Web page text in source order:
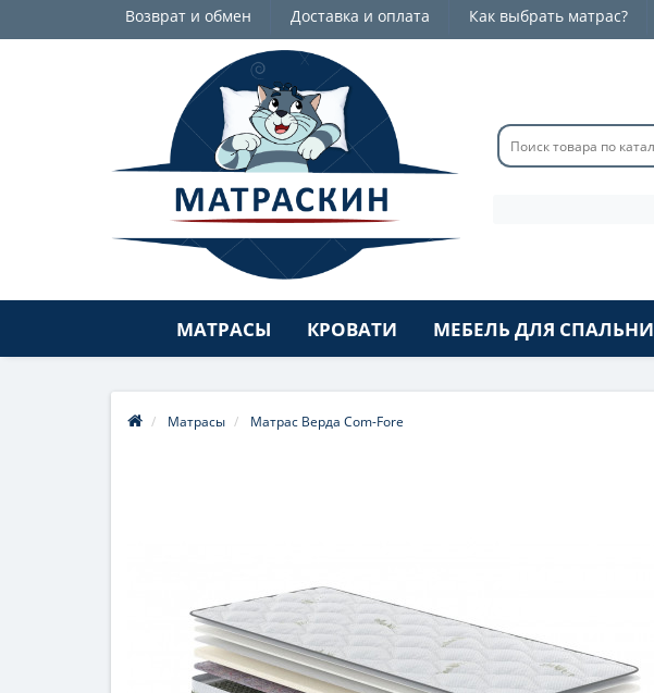
Возврат и обмен Доставка и оплата Как выбрать матрас?
МАТРАСЫ КРОВАТИ МЕБЕЛЬ ДЛЯ СПАЛЬНИ
Матрасы Матрас Верда Com-Fore